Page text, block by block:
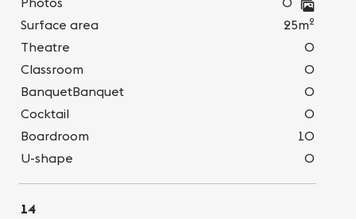
Surface area
25m2
Theatre
0
Classroom
0
BanquetBanquet
0
Cocktail
0
Boardroom
10
U-shape
0
14